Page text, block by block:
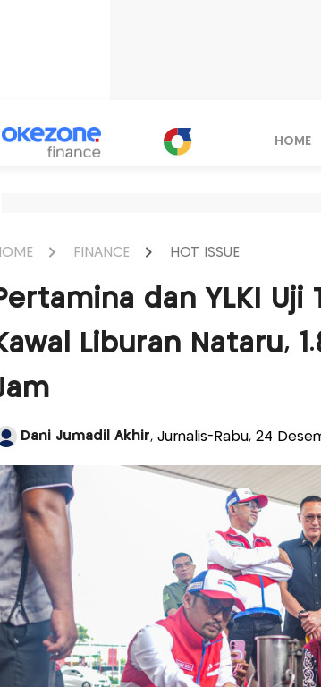
HOME
FINANCE HOT ISSUE
dan YLKI Uji
Liburan Nataru,
Dani Jumadil Akhir, Jurnalis-Rabu, 24